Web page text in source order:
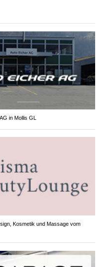
in Mollis GL
Kosmetik und Massage vom